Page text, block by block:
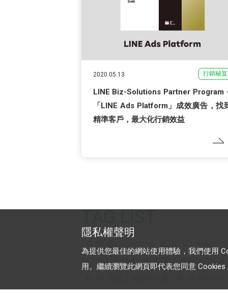
2020.05.13 行銷秘笈
LINE Biz-Solutions Partner Program
「LINE Ads Platform」成效廣告，找
精準客戶，最大化行銷效益
TAG LIST
官方技術夥伴
LINE官方帳號外掛模組
隱私權聲明
為提供您最佳的網站使用體驗，我們使用
用。繼續瀏覽此網頁即代表您同意